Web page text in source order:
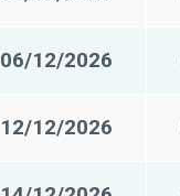
06/12/2026
12/12/2026